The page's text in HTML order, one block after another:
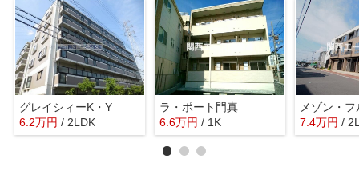
グレイシィーK・Y
6.2万円 / 2LDK
ラ・ポート門真
6.6万円 / 1K
メゾン・
7.4万円 /